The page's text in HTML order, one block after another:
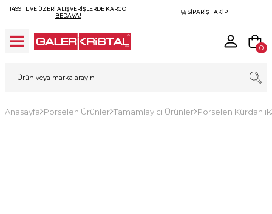
1499 TL VE ÜZERI ALIŞVERIŞLERDE KARGO
BEDAVA!
SIPARIŞ TAKIP
0
Anasayfa Porselen Ürünler Tamamlayıcı Ürünler Porselen Kürdanlık